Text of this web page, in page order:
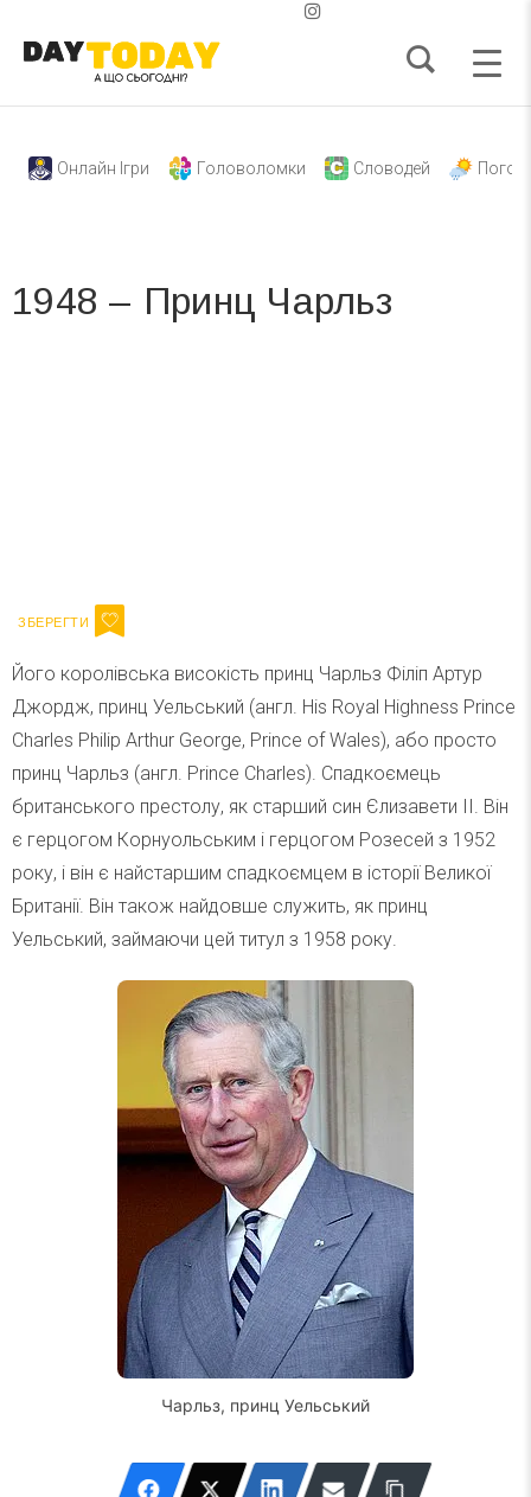
Онлайн Ігри Головоломки Словодей
1948 – Принц Чарльз
Його королівська високість принц Чарльз Філіп Артур
Джордж, принц Уельський (англ. His Royal Highness Prince
Charles Philip Arthur George, Prince of Wales), або просто
принц Чарльз (англ. Prince Charles). Спадкоємець
британського престолу, як старший син Єлизавети II. Він
є герцогом Корнуольським і герцогом Розесей з 1952
року, і він є найстаршим спадкоємцем в історії Великої
Британії. Він також найдовше служить, як принц
Уельський, займаючи цей титул з 1958 року.
Чарльз, принц Уельський